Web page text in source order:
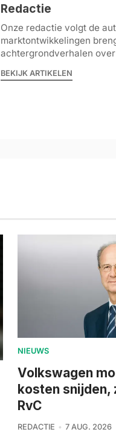
Redactie
Onze redactie volgt de
marktontwikkelingen
achtergrondverhalen
BEKIJK ARTIKELEN
NIEUWS
Volkswagen
kosten
RvC
REDACTIE 7 AUG. 2026